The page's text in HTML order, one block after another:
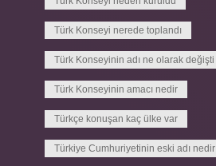
Türk Konseyi nerede toplandı
Türk Konseyinin adı ne olarak değişti
Türk Konseyinin amacı nedir
Türkçe konuşan kaç ülke var
Türkiye Cumhuriyetinin eski adı nedir